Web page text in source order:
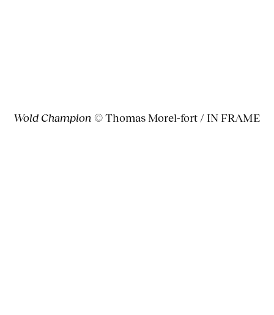
Wold Champion © Thomas Morel-fort / IN FRAME